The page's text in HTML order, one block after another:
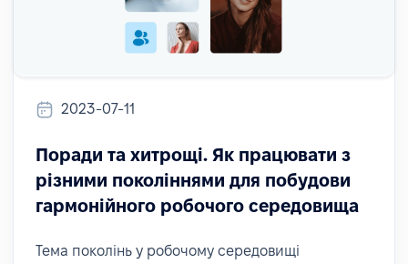
2023-07-11
Поради та хитрощі. Як працювати з
різними поколіннями для побудови
гармонійного робочого середовища
Тема поколінь у робочому середовищі